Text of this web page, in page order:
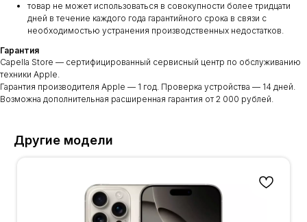
товар не может использоваться в совокупности более тридцати
дней в течение каждого года гарантийного срока в связи с
необходимостью устранения производственных недостатков.
Гарантия
Capella Store — сертифицированный сервисный центр по обслуживанию
техники Apple.
Гарантия производителя Apple — 1 год. Проверка устройства — 14 дней.
Возможна дополнительная расширенная гарантия от 2 000 рублей.
Другие модели